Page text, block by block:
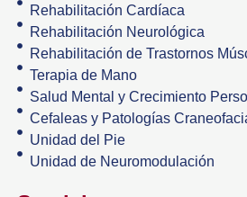
Rehabilitación Cardíaca
Rehabilitación Neurológica
Rehabilitación de Trastornos
Terapia de Mano
Salud Mental y Crecimiento
Cefaleas y Patologías
Unidad del Pie
Unidad de Neuromodulación